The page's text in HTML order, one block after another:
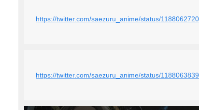
https://twitter.com/saezuru_anime/status/
https://twitter.com/saezuru_anime/status/